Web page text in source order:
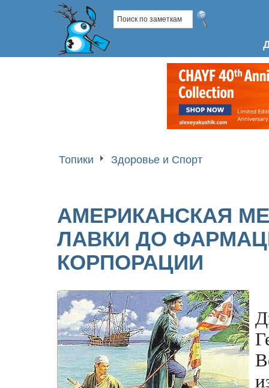
Топики Здоровье и Спорт
АМЕРИКАНСКАЯ
ЛАВКИ ДО
КОРПОРАЦИИ